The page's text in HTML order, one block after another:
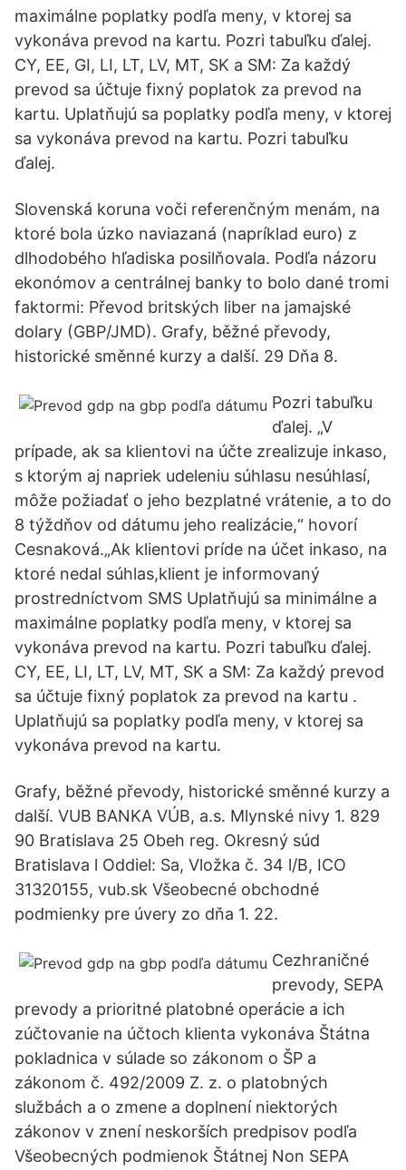
maximálne poplatky podľa meny, v ktorej sa
vykonáva prevod na kartu. Pozri tabuľku ďalej.
CY, EE, GI, LI, LT, LV, MT, SK a SM: Za každý
prevod sa účtuje fixný poplatok za prevod na
kartu. Uplatňujú sa poplatky podľa meny, v ktorej
sa vykonáva prevod na kartu. Pozri tabuľku
ďalej.
Slovenská koruna voči referenčným menám, na
ktoré bola úzko naviazaná (napríklad euro) z
dlhodobého hľadiska posilňovala. Podľa názoru
ekonómov a centrálnej banky to bolo dané tromi
faktormi: Převod britských liber na jamajské
dolary (GBP/JMD). Grafy, běžné převody,
historické směnné kurzy a další. 29 Dňa 8.
Pozri tabuľku
ďalej. „V
prípade, ak sa klientovi na účte zrealizuje inkaso,
s ktorým aj napriek udeleniu súhlasu nesúhlasí,
môže požiadať o jeho bezplatné vrátenie, a to do
8 týždňov od dátumu jeho realizácie,“ hovorí
Cesnaková.„Ak klientovi príde na účet inkaso, na
ktoré nedal súhlas,klient je informovaný
prostredníctvom SMS Uplatňujú sa minimálne a
maximálne poplatky podľa meny, v ktorej sa
vykonáva prevod na kartu. Pozri tabuľku ďalej.
CY, EE, LI, LT, LV, MT, SK a SM: Za každý prevod
sa účtuje fixný poplatok za prevod na kartu .
Uplatňujú sa poplatky podľa meny, v ktorej sa
vykonáva prevod na kartu.
Grafy, běžné převody, historické směnné kurzy a
další. VUB BANKA VÚB, a.s. Mlynské nivy 1. 829
90 Bratislava 25 Obeh reg. Okresný súd
Bratislava l Oddiel: Sa, Vložka č. 34 l/B, ICO
31320155, vub.sk Všeobecné obchodné
podmienky pre úvery zo dňa 1. 22.
Cezhraničné
prevody, SEPA
prevody a prioritné platobné operácie a ich
zúčtovanie na účtoch klienta vykonáva Štátna
pokladnica v súlade so zákonom o ŠP a
zákonom č. 492/2009 Z. z. o platobných
službách a o zmene a doplnení niektorých
zákonov v znení neskorších predpisov podľa
Všeobecných podmienok Štátnej Non SEPA